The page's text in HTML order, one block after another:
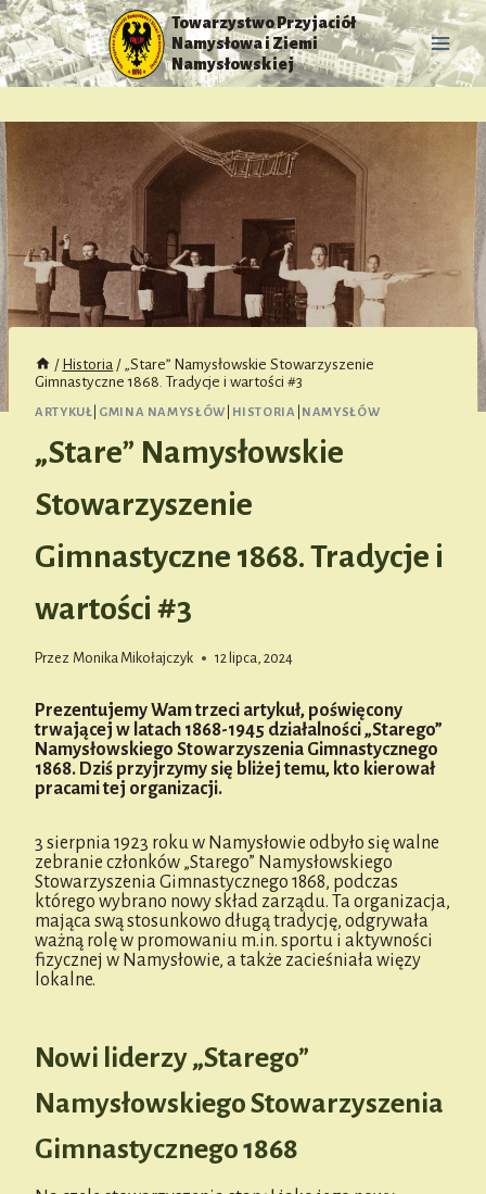
Przejdź
do
treści
Towarzystwo Przyjaciół
Namysłowa i Ziemi
Namysłowskiej
/ Historia / „Stare” Namysłowskie Stowarzyszenie
Gimnastyczne 1868. Tradycje i wartości #3
ARTYKUŁ GMINA NAMYSŁÓW HISTORIA NAMYSŁÓW
„Stare” Namysłowskie
Stowarzyszenie
Gimnastyczne 1868. Tradycje i
wartości #3
Przez Monika Mikołajczyk 12 lipca, 2024
Prezentujemy Wam trzeci artykuł, poświęcony
trwającej w latach 1868-1945 działalności „Starego”
Namysłowskiego Stowarzyszenia Gimnastycznego
1868. Dziś przyjrzymy się bliżej temu, kto kierował
pracami tej organizacji.
3 sierpnia 1923 roku w Namysłowie odbyło się walne
zebranie członków „Starego” Namysłowskiego
Stowarzyszenia Gimnastycznego 1868, podczas
którego wybrano nowy skład zarządu. Ta organizacja,
mająca swą stosunkowo długą tradycję, odgrywała
ważną rolę w promowaniu m.in. sportu i aktywności
fizycznej w Namysłowie, a także zacieśniała więzy
lokalne.
Nowi liderzy „Starego”
Namysłowskiego Stowarzyszenia
Gimnastycznego 1868